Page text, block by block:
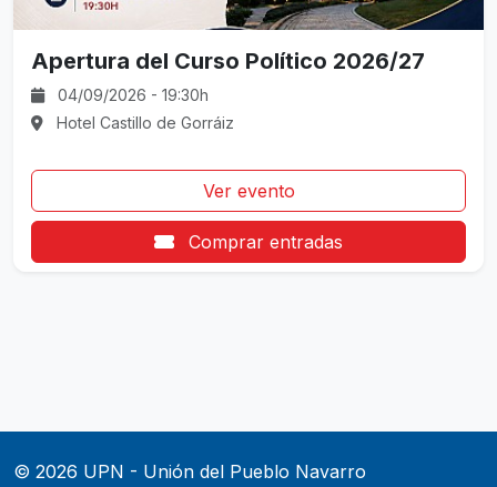
Apertura del Curso Político 2026/27
04/09/2026 - 19:30h
Hotel Castillo de Gorráiz
Ver evento
Comprar entradas
© 2026 UPN - Unión del Pueblo Navarro